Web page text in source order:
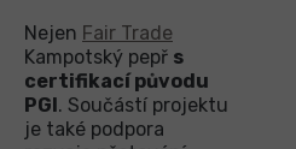
Nejen Fair Trade
Kampotský pepř s
certifikací původu
PGI. Součástí projektu
je také podpora